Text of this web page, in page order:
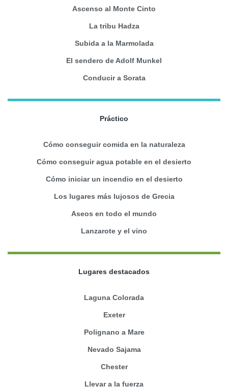
Ascenso al Monte Cinto
La tribu Hadza
Subida a la Marmolada
El sendero de Adolf Munkel
Conducir a Sorata
Práctico
Cómo conseguir comida en la naturaleza
Cómo conseguir agua potable en el desierto
Cómo iniciar un incendio en el desierto
Los lugares más lujosos de Grecia
Aseos en todo el mundo
Lanzarote y el vino
Lugares destacados
Laguna Colorada
Exeter
Polignano a Mare
Nevado Sajama
Chester
Llevar a la fuerza